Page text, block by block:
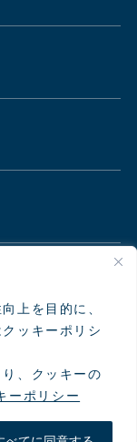
上を目的に、
ッキーポリシ
、クッキーの
ーポリシー